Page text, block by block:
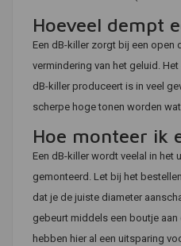
Hoeveel dempt
Een dB-killer zorgt bij een open
vermindering van het geluid.
dB-killer produceert is in veel
scherpe hoge tonen worden
Hoe monteer ik
Een dB-killer wordt veelal in het
gemonteerd. Let bij het
dat je de juiste diameter
gebeurt middels een boutje
hebben hier al een uitsparing